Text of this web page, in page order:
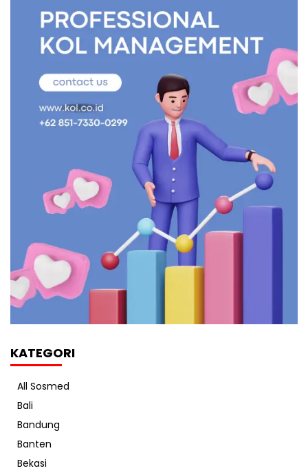
KATEGORI
All Sosmed
Bali
Bandung
Banten
Bekasi